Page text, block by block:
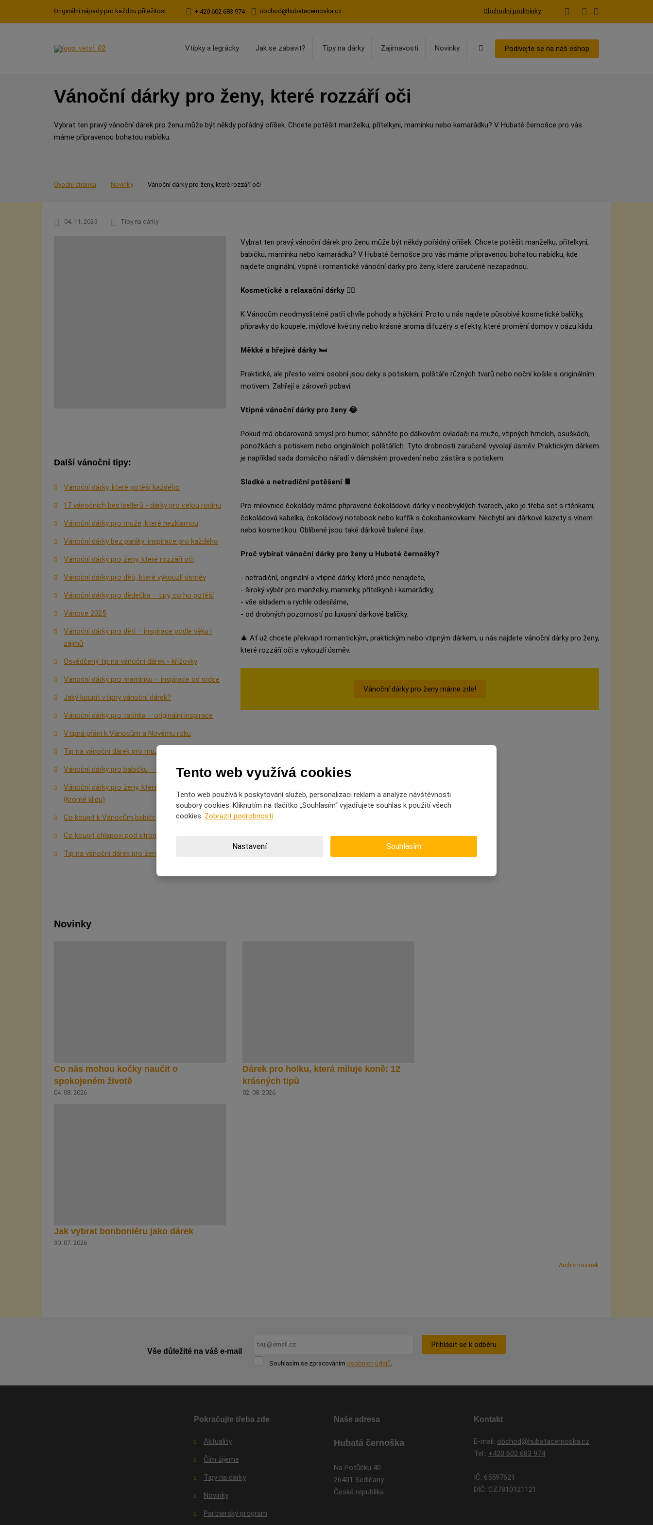
Originální nápady pro každou příležitost + 420 602 683 974 obchod@hubatacernoska.cz Obchodní podmínky
Vtípky a legrácky Jak se zabavit? Tipy na dárky Zajímavosti Novinky VyhledáváníPodívejte se na náš eshop
Vánoční dárky pro ženy, které rozzáří oči
Vybrat ten pravý vánoční dárek pro ženu může být někdy pořádný oříšek. Chcete potěšit manželku, přítelkyni, maminku nebo kamarádku? V Hubaté černošce pro vás
máme připravenou bohatou nabídku.
Úvodní stránka Novinky Vánoční dárky pro ženy, které rozzáří oči
04. 11. 2025 Tipy na dárky
Další vánoční tipy:
Vánoční dárky, které potěší každého
17 vánočních bestsellerů - dárky pro celou rodinu
Vánoční dárky pro muže, které nezklamou
Vánoční dárky bez paniky: inspirace pro každého
Vánoční dárky pro ženy, které rozzáří oči
Vánoční dárky pro děti, které vykouzlí úsměv
Vánoční dárky pro dědečka – tipy, co ho potěší
Vánoce 2025
Vánoční dárky pro děti – inspirace podle věku i
zájmů
Osvědčený tip na vánoční dárek - křížovky
Vánoční dárky pro maminku – inspirace od srdce
Jaký koupit vtipný vánoční dárek?
Vánoční dárky pro tatínka – originální inspirace
Vtipná přání k Vánocům a Novému roku
Tip na vánoční dárek pro muže
Vánoční dárky pro babičku – nápady, co ji potěší
Vánoční dárky pro ženy, které už všechno mají
(kromě klidu)
Co koupit k Vánocům babičce a dědovi?
Co koupit chlapovi pod stromeček?
Tip na vánoční dárek pro ženu, maminku i babičku
Vybrat ten pravý vánoční dárek pro ženu může být někdy pořádný oříšek. Chcete potěšit manželku, přítelkyni,
babičku, maminku nebo kamarádku? V Hubaté černošce pro vás máme připravenou bohatou nabídku, kde
najdete originální, vtipné i romantické vánoční dárky pro ženy, které zaručeně nezapadnou.
Kosmetické a relaxační dárky 💆‍♀️
K Vánocům neodmyslitelně patří chvíle pohody a hýčkání. Proto u nás najdete působivé kosmetické balíčky,
přípravky do koupele, mýdlové květiny nebo krásné aroma difuzéry s efekty, které promění domov v oázu klidu.
Měkké a hřejivé dárky 🛏️
Praktické, ale přesto velmi osobní jsou deky s potiskem, polštáře různých tvarů nebo noční košile s originálním
motivem. Zahřejí a zároveň pobaví.
Vtipné vánoční dárky pro ženy 😂
Pokud má obdarovaná smysl pro humor, sáhněte po dálkovém ovladači na muže, vtipných hrncích, osuškách,
ponožkách s potiskem nebo originálních polštářích. Tyto drobnosti zaručeně vyvolají úsměv. Praktickým dárkem
je například sada domácího nářadí v dámském provedení nebo zástěra s potiskem.
Sladké a netradiční potěšení 🍫
Pro milovnice čokolády máme připravené čokoládové dárky v neobvyklých tvarech, jako je třeba set s rtěnkami,
čokoládová kabelka, čokoládový notebook nebo kufřík s čokobankovkami. Nechybí ani dárkové kazety s vínem
nebo kosmetikou. Oblíbené jsou také dárkově balené čaje.
Proč vybírat vánoční dárky pro ženy u Hubaté černošky?
- netradiční, originální a vtipné dárky, které jinde nenajdete,
- široký výběr pro manželky, maminky, přítelkyně i kamarádky,
- vše skladem a rychle odesíláme,
- od drobných pozorností po luxusní dárkové balíčky.
🎄 Ať už chcete překvapit romantickým, praktickým nebo vtipným dárkem, u nás najdete vánoční dárky pro ženy,
které rozzáří oči a vykouzlí úsměv.
Vánoční dárky pro ženy máme zde!
Novinky
Co nás mohou kočky naučit o
spokojeném životě
04. 08. 2026
Dárek pro holku, která miluje koně: 12
krásných tipů
02. 08. 2026
Jak vybrat bonboniéru jako dárek
30. 07. 2026
Archiv novinek
Vše důležité na váš e-mail
Souhlasím
osobních
Souhlasím se zpracováním osobních údajů
Přihlásit se k odběru
odeslat.
Pokračujte třeba zde
Aktuality
Čím žijeme
Tipy na dárky
Novinky
Partnerský program
Naše adresa
Hubatá černoška
Na Potůčku 40
26401 Sedlčany
Česká republika
Kontakt
E-mail: obchod@hubatacernoska.cz
Tel.: +420 602 683 974
IČ: 65597621
DIČ: CZ7810121121
Tento web využívá cookies
Tento web používá k poskytování služeb, personalizaci reklam a analýze návštěvnosti
soubory cookies. Kliknutím na tlačítko „Souhlasím“ vyjadřujete souhlas k použití všech
cookies. Zobrazit podrobnosti
Nastavení Souhlasím